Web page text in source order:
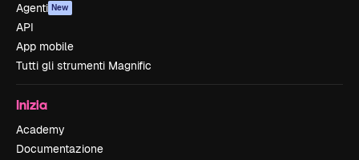
Agenti New
API
App mobile
Tutti gli strumenti Magnific
Inizia
Academy
Documentazione